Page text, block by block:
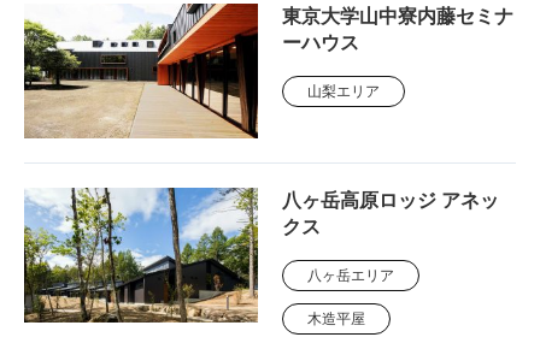
東京大学山中寮内藤セミナ
ーハウス
山梨エリア
八ヶ岳高原ロッジ アネッ
クス
八ヶ岳エリア
木造平屋